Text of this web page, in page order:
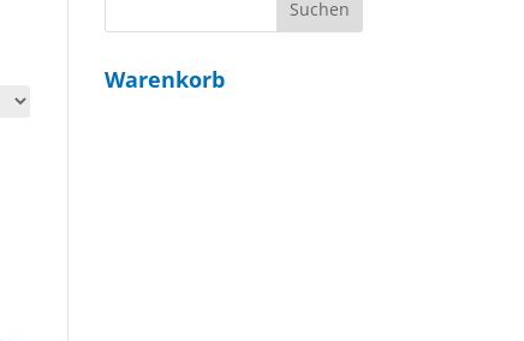
Warenkorb